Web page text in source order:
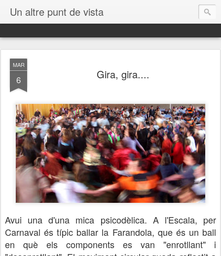
Un altre punt de vista
MAR
6 Gira, gira....
Avui una d'una mica psicodèlica. A l'Escala, per
Carnaval és típic ballar la Farandola, que és un ball
en què els components es van "enrotllant" i